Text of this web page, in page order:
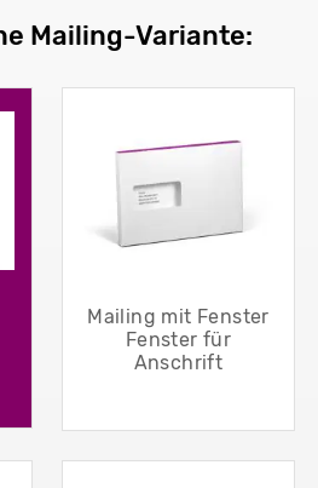
Mailing-Variante:
Mailing mit Fenster
Fenster für
Anschrift